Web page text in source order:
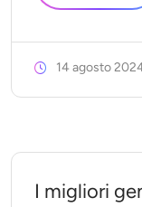
14 agosto
I migliori